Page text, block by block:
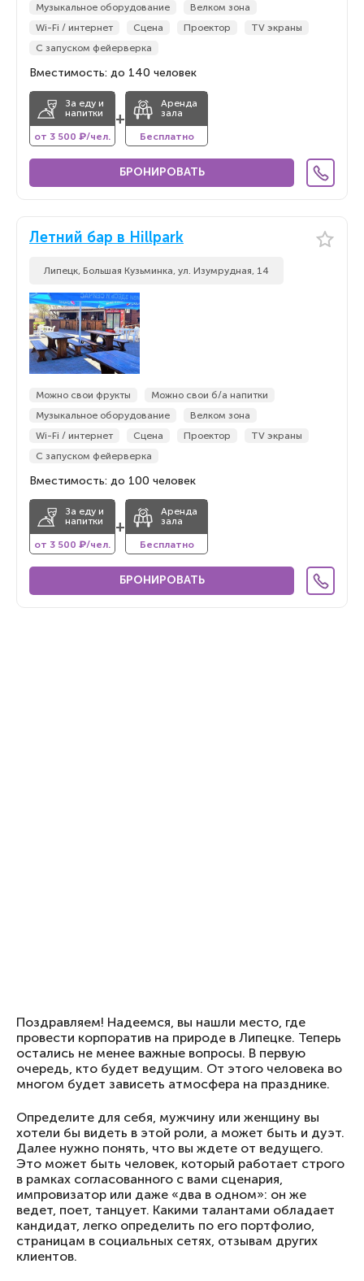
Музыкальное оборудование
Велком зона
Wi-Fi / интернет
Сцена Проектор
TV экраны
С запуском фейерверка
Вместимость: до 140 человек
За еду и
напитки
от 3 500 ₽/чел.
+
Аренда
зала
Бесплатно
БРОНИРОВАТЬ
Летний бар в Hillpark
Липецк, Большая Кузьминка, ул. Изумрудная, 14
Можно свои фрукты
Можно свои б/а напитки
Музыкальное оборудование
Велком зона
Wi-Fi / интернет
Сцена Проектор
TV экраны
С запуском фейерверка
Вместимость: до 100 человек
За еду и
напитки
от 3 500 ₽/чел.
+
Аренда
зала
Бесплатно
БРОНИРОВАТЬ
Поздравляем! Надеемся, вы нашли место, где
провести корпоратив на природе в Липецке. Теперь
остались не менее важные вопросы. В первую
очередь, кто будет ведущим. От этого человека во
многом будет зависеть атмосфера на празднике.
Определите для себя, мужчину или женщину вы
хотели бы видеть в этой роли, а может быть и дуэт.
Далее нужно понять, что вы ждете от ведущего.
Это может быть человек, который работает строго
в рамках согласованного с вами сценария,
импровизатор или даже «два в одном»: он же
ведет, поет, танцует. Какими талантами обладает
кандидат, легко определить по его портфолио,
страницам в социальных сетях, отзывам других
клиентов.